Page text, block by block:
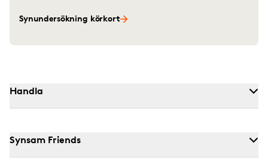
Synundersökning körkort
Handla
Synsam Friends